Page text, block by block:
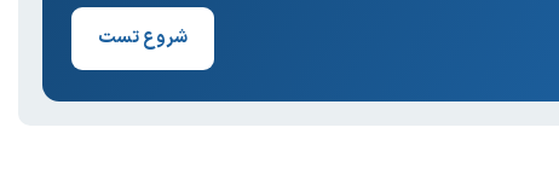
شروع تست